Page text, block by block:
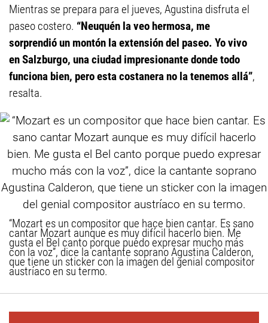
Mientras se prepara para el jueves, Agustina disfruta el
paseo costero. “Neuquén la veo hermosa, me
sorprendió un montón la extensión del paseo. Yo vivo
en Salzburgo, una ciudad impresionante donde todo
funciona bien, pero esta costanera no la tenemos allá”,
resalta.
“Mozart es un compositor que hace bien cantar. Es sano
cantar Mozart aunque es muy difícil hacerlo bien. Me
gusta el Bel canto porque puedo expresar mucho más
con la voz”, dice la cantante soprano Agustina Calderon,
que tiene un sticker con la imagen del genial compositor
austríaco en su termo.